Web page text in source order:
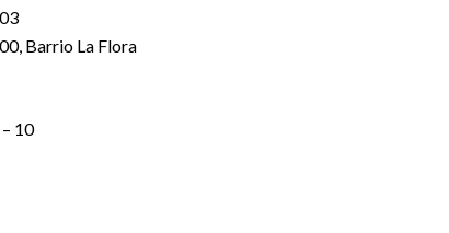
Barrio La Flora
10